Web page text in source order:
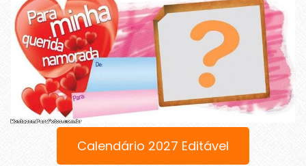
Calendário 2027 Editável